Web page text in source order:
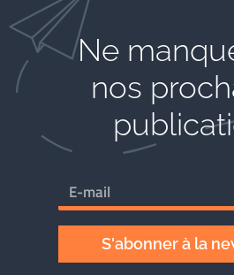
Ne
nos
S'abonner à la